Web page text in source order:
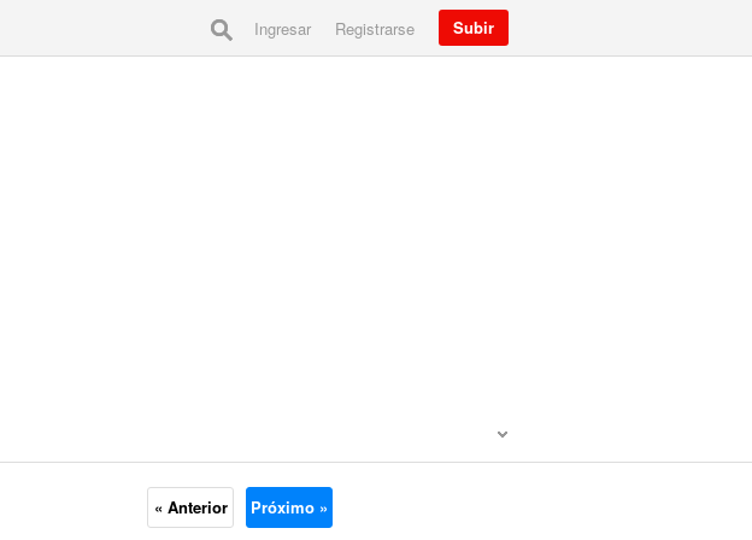
Ingresar Registrarse Subir
« Anterior Próximo »